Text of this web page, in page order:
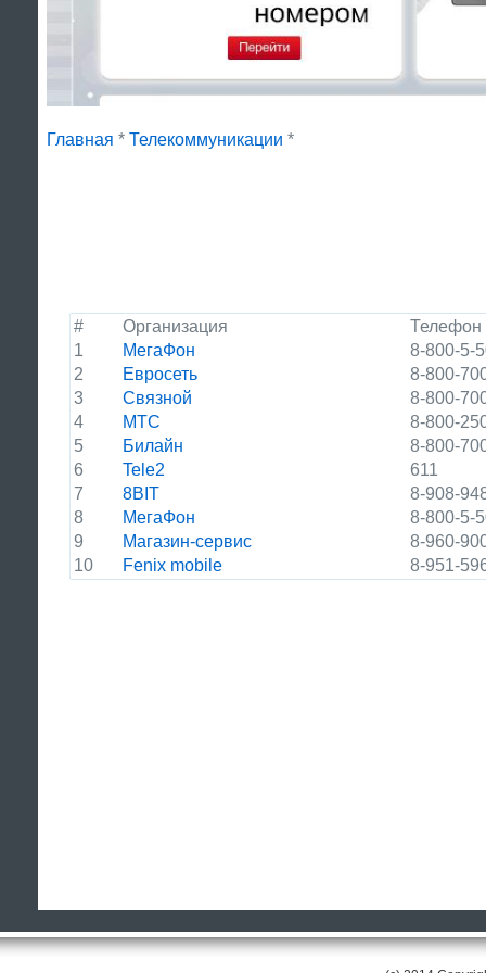
Главная * Телекоммуникации *
# Организация
Телефон
1
МегаФон
8-800-5-
2
Евросеть
8-800-
3
Связной
8-800-
4
МТС
8-800-
5
Билайн
8-800-
6
Tele2
611
7
8BIT
8-908-
8
МегаФон
8-800-5-
9
Магазин-сервис
8-960-
10
Fenix mobile 8-951-